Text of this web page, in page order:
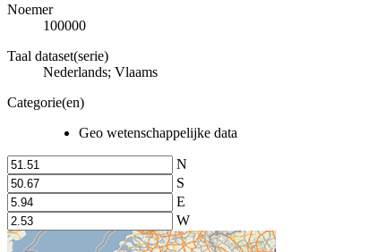
Noemer
100000
Taal dataset(serie)
Nederlands; Vlaams
Categorie(en)
Geo wetenschappelijke data
N
S
E
W